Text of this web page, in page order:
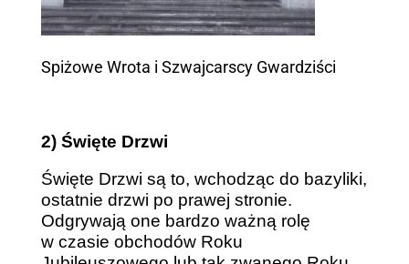
Spiżowe Wrota i Szwajcarscy Gwardziści
2) Święte Drzwi
Święte Drzwi są to, wchodząc do bazyliki,
ostatnie drzwi po prawej stronie.
Odgrywają one bardzo ważną rolę
w czasie obchodów Roku